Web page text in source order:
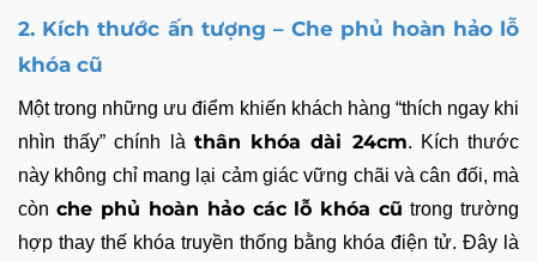
2. Kích thước ấn tượng – Che phủ hoàn hảo lỗ
khóa cũ
Một trong những ưu điểm khiến khách hàng “thích ngay khi
nhìn thấy” chính là thân khóa dài 24cm. Kích thước
này không chỉ mang lại cảm giác vững chãi và cân đối, mà
còn che phủ hoàn hảo các lỗ khóa cũ trong trường
hợp thay thế khóa truyền thống bằng khóa điện tử. Đây là